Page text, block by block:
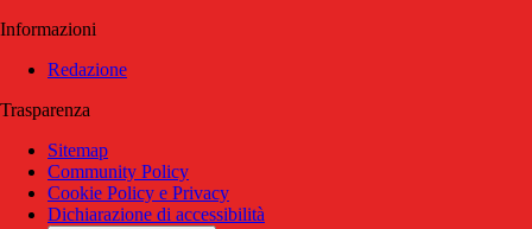
Informazioni
Redazione
Trasparenza
Sitemap
Community Policy
Cookie Policy e Privacy
Dichiarazione di accessibilità